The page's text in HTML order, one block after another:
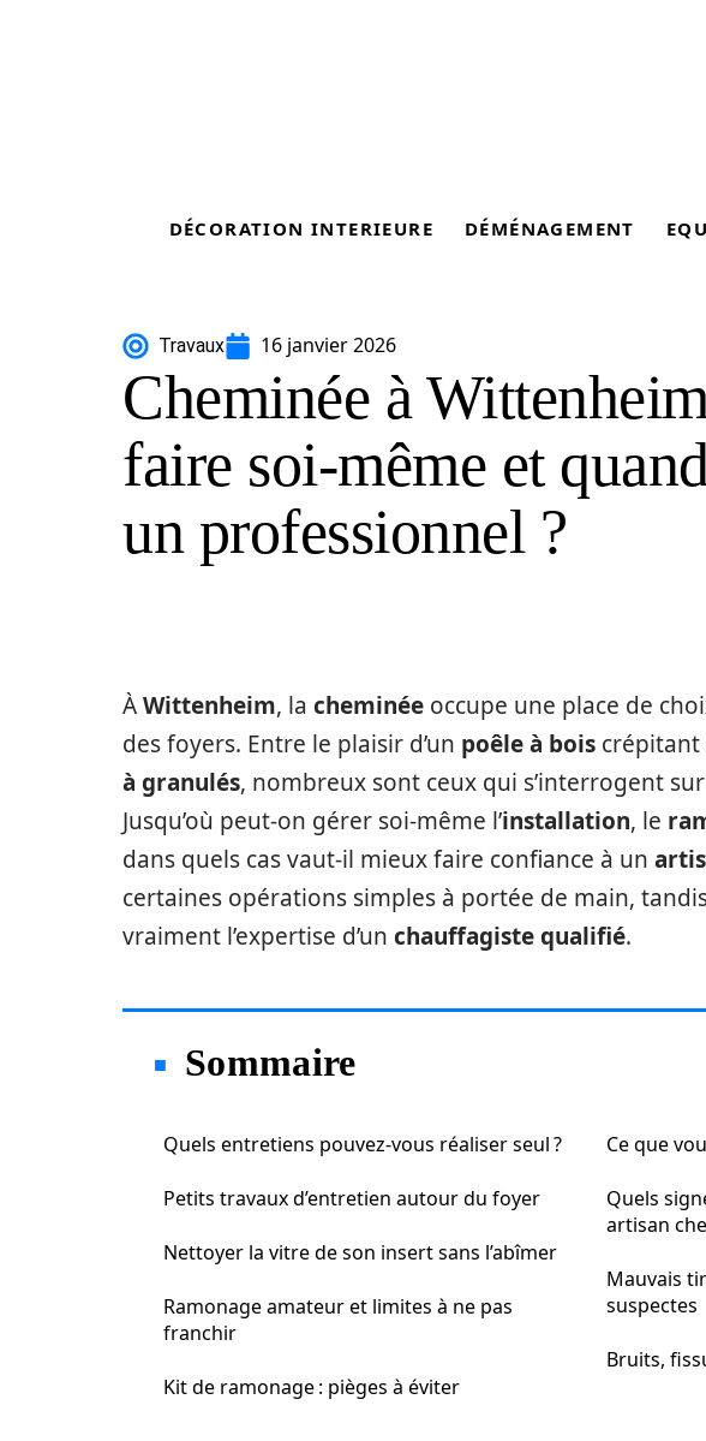
DÉCORATION INTERIEURE DÉMÉNAGEMENT
Travaux 16 janvier 2026
Cheminée à
faire soi-même et
un professionnel ?
ÀWittenheim, la cheminée occupe une place de
des foyers. Entre le plaisir d’un poêle à bois crépitant
à granulés, nombreux sont ceux qui s’interrogent
Jusqu’où peut-on gérer soi-même l’installation, le
dans quels cas vaut-il mieux faire confiance à un
certaines opérations simples à portée de main,
vraiment l’expertise d’un chauffagiste qualifié.
Sommaire
Quels entretiens pouvez-vous réaliser seul ?
Petits travaux d’entretien autour du foyer
Nettoyer la vitre de son insert sans l’abîmer
Ramonage amateur et limites à ne pas
franchir
Kit de ramonage : pièges à éviter
Ce que
Quels
artisan
Mauvais
suspectes
Bruits,